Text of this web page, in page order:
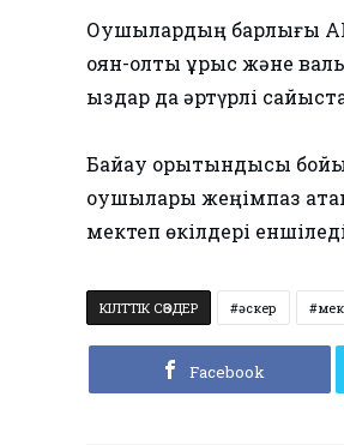
Оқушылардың барлығы
қоян-қолтық ұрыс және
қыздар да әртүрлі
Байқау қорытындысы
оқушылары жеңімпаз
мектеп өкілдері
КІЛТТІК СӨЗДЕР әскер
Facebook